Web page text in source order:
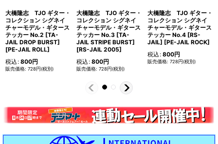
大橋隆志 TJO ギター・
コレクション シグネイ
チャーモデル・ギタース
テッカー No.2 [TA-
JAIL DROP BURST]
[PE-JAIL ROLL]
728円(税別)
税込 : 800円
大橋隆志 TJO ギター・
コレクション シグネイ
チャーモデル・ギタース
テッカー No.3 [TA-
JAIL STRIPE BURST]
[RS-JAIL 2005]
728円(税別)
税込 : 800円
大橋隆志 TJO ギター・
コレクション シグネイ
チャーモデル・ギタース
テッカー No.4 [RS-
JAIL] [PE-JAIL ROCK]
728円(税別)
税込 : 800円